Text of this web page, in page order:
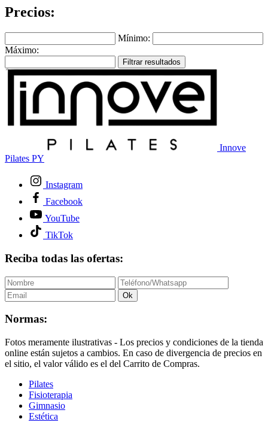
Precios:
Mínimo:
Máximo:
Filtrar resultados
Innove
Pilates PY
Instagram
Facebook
YouTube
TikTok
Reciba todas las ofertas:
Ok
Normas:
Fotos meramente ilustrativas - Los precios y condiciones de la tienda
online están sujetos a cambios. En caso de divergencia de precios en
el sitio, el valor válido es el del Carrito de Compras.
Pilates
Fisioterapia
Gimnasio
Estética